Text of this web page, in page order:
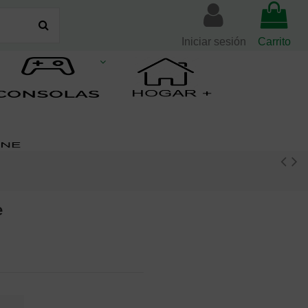
Iniciar sesión Carrito